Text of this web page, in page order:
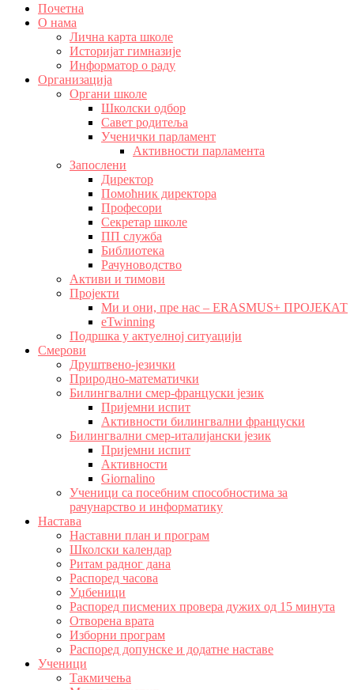
Почетна
О нама
Лична карта школе
Историјат гимназије
Информатор о раду
Организација
Органи школе
Школски одбор
Савет родитеља
Ученички парламент
Активности парламента
Запослени
Директор
Помоћник директора
Професори
Секретар школе
ПП служба
Библиотека
Рачуноводство
Активи и тимови
Пројекти
Ми и они, пре нас – ERASMUS+ ПРОЈЕКАТ
eTwinning
Подршка у актуелној ситуацији
Смерови
Друштвено-језички
Природно-математички
Билингвални смер-француски језик
Пријемни испит
Активности билингвални француски
Билингвални смер-италијански језик
Пријемни испит
Активности
Giornalino
Ученици са посебним способностима за
рачунарство и информатику
Настава
Наставни план и програм
Школски календар
Ритам радног дана
Распоред часова
Уџбеници
Распоред писмених провера дужих од 15 минута
Отворена врата
Изборни програм
Распоред допунске и додатне наставе
Ученици
Такмичења